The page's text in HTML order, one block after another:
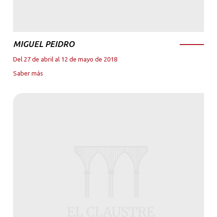
MIGUEL PEIDRO
Del 27 de abril al 12 de mayo de 2018
Saber más